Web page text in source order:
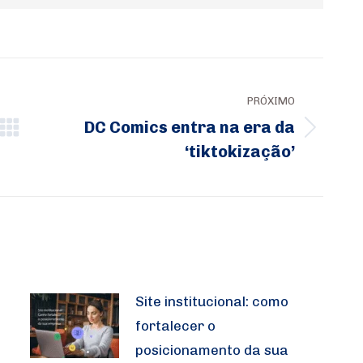
PRÓXIMO
DC Comics entra na era da
‘tiktokização’
Site institucional: como
fortalecer o
posicionamento da sua